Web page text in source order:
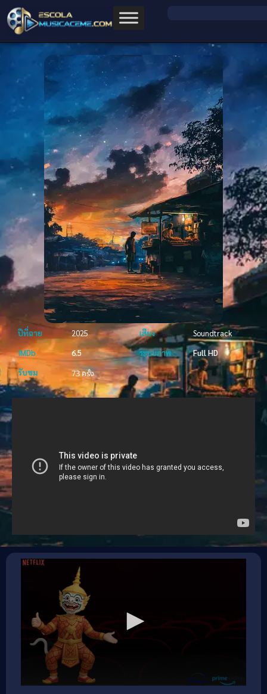
ปีที่ฉาย 2025 เสียง
Soundtrack
IMDb
6.5 ระบบภาพ
Full HD
รับชม
73 ครั้ง